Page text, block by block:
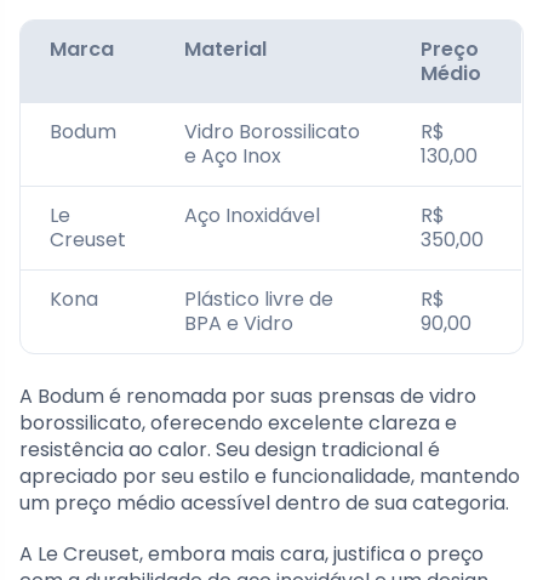
Marca Material
Preço
Médio
Bodum
Vidro Borossilicato
e Aço Inox
R$
130,00
Le
Creuset
Aço Inoxidável
R$
350,00
Kona
Plástico livre de
BPA e Vidro
R$
90,00
A Bodum é renomada por suas prensas de vidro
borossilicato, oferecendo excelente clareza e
resistência ao calor. Seu design tradicional é
apreciado por seu estilo e funcionalidade, mantendo
um preço médio acessível dentro de sua categoria.
A Le Creuset, embora mais cara, justifica o preço